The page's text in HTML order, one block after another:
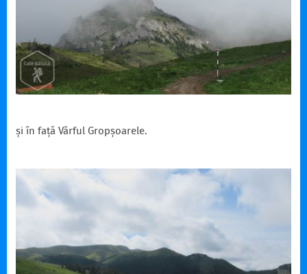
și în față Vârful Gropșoarele.